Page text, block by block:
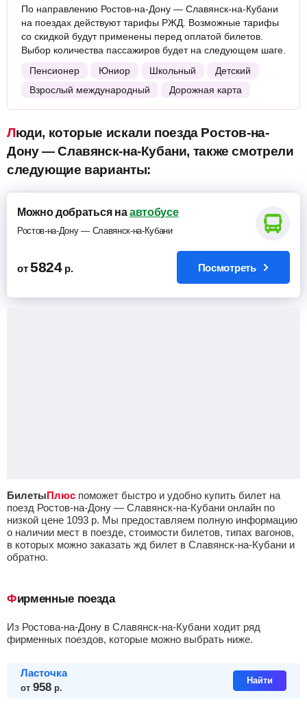
По направлению Ростов-на-Дону — Славянск-на-Кубани
на поездах действуют тарифы РЖД. Возможные тарифы
со скидкой будут применены перед оплатой билетов.
Выбор количества пассажиров будет на следующем шаге.
Пенсионер
Юниор Школьный
Детский
Взрослый международный
Дорожная карта
Люди, которые искали поезда Ростов-на-
Дону — Славянск-на-Кубани, также смотрели
следующие варианты:
Можно добраться наавтобусе
Ростов-на-Дону — Славянск-на-Кубани
от5824 р. Посмотреть
БилетыПлюс поможет быстро и удобно купить билет на
поезд Ростов-на-Дону — Славянск-на-Кубани онлайн по
низкой цене 1093 р. Мы предоставляем полную информацию
о наличии мест в поезде, стоимости билетов, типах вагонов,
в которых можно заказать жд билет в Славянск-на-Кубани и
обратно.
Фирменные поезда
из Ростова-на-Дону в Славянск-на-Кубани ходит ряд
фирменных поездов, которые можно выбрать ниже.
Ласточка
от 958 р.
Найти